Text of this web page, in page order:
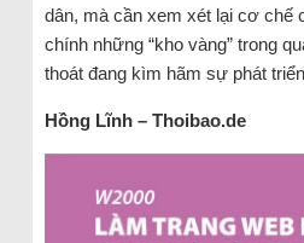
dân, mà cần xem xét lại cơ chế
chính những “kho vàng” trong
thoát đang kìm hãm sự phát
Hồng Lĩnh – Thoibao.de